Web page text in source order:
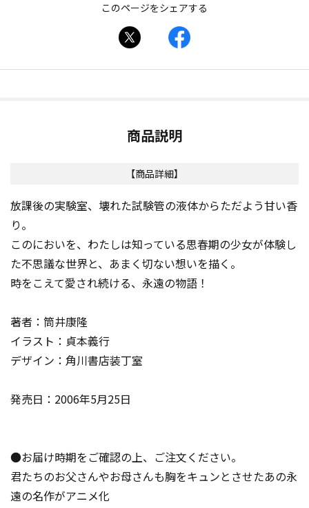
このページをシェアする
商品説明
【商品詳細】
放課後の実験室、壊れた試験管の液体からただよう甘い香
り。
このにおいを、わたしは知っている――思春期の少女が体験し
た不思議な世界と、あまく切ない想いを描く。
時をこえて愛され続ける、永遠の物語！
著者：筒井康隆
イラスト：貞本義行
デザイン：角川書店装丁室
発売日：2006年5月25日
●お届け時期をご確認の上、ご注文ください。
君たちのお父さんやお母さんも胸をキュンとさせたあの永
遠の名作がアニメ化